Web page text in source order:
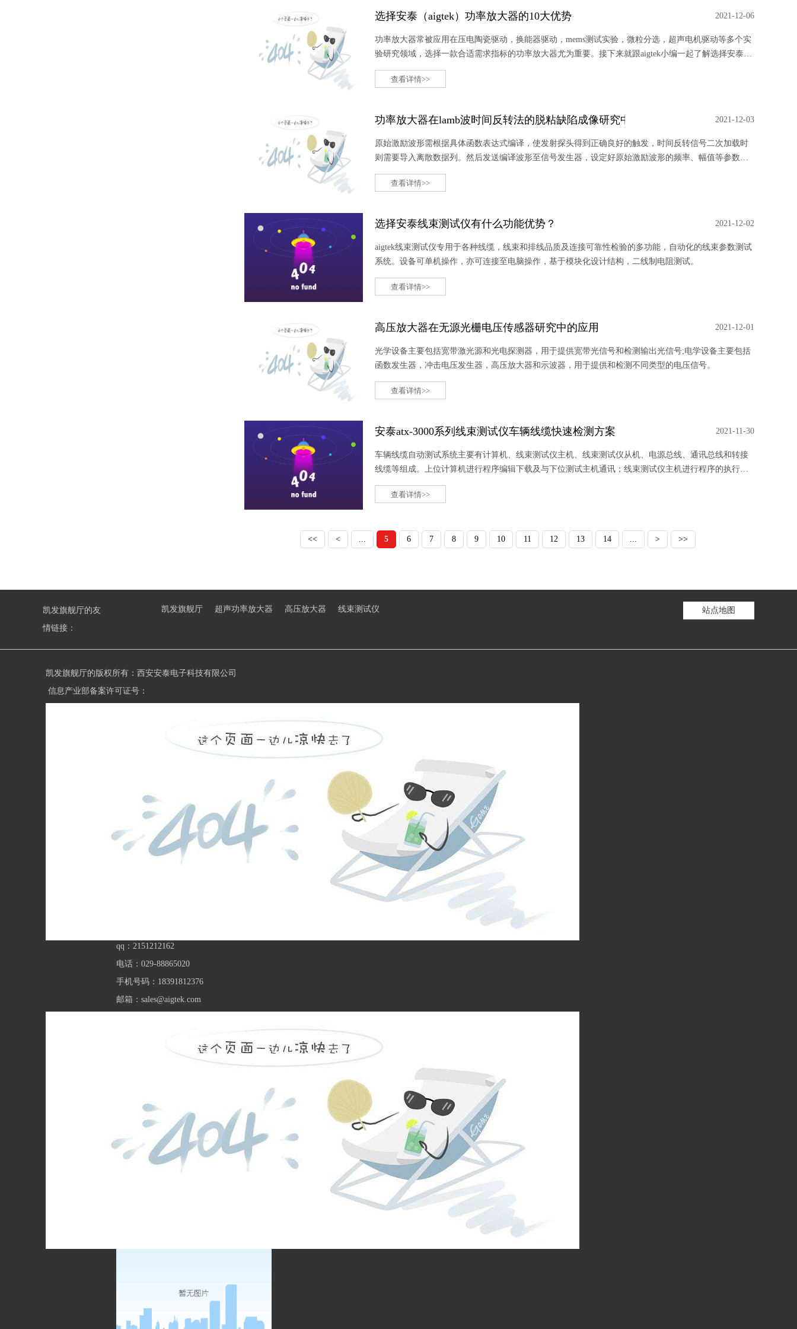
选择安泰（aigtek）功率放大器的10大优势 2021-12-06
功率放大器常被应用在压电陶瓷驱动，换能器驱动，mems测试实验，微粒分选，超声电机驱动等多个实
验研究领域，选择一款合适需求指标的功率放大器尤为重要。接下来就跟aigtek小编一起了解选择安泰功
率放大器十大理由。
查看详情>>
功率放大器在lamb波时间反转法的脱粘缺陷成像研究中的应用 2021-12-03
原始激励波形需根据具体函数表达式编译，使发射探头得到正确良好的触发，时间反转信号二次加载时
则需要导入离散数据列。然后发送编译波形至信号发生器，设定好原始激励波形的频率、幅值等参数，
由功率放大器对原始波形进行增益放大才能达到要求。
查看详情>>
选择安泰线束测试仪有什么功能优势？ 2021-12-02
aigtek线束测试仪专用于各种线缆，线束和排线品质及连接可靠性检验的多功能，自动化的线束参数测试
系统。设备可单机操作，亦可连接至电脑操作，基于模块化设计结构，二线制电阻测试。
查看详情>>
高压放大器在无源光栅电压传感器研究中的应用 2021-12-01
光学设备主要包括宽带激光源和光电探测器，用于提供宽带光信号和检测输出光信号;电学设备主要包括
函数发生器，冲击电压发生器，高压放大器和示波器，用于提供和检测不同类型的电压信号。
查看详情>>
安泰atx-3000系列线束测试仪车辆线缆快速检测方案 2021-11-30
车辆线缆自动测试系统主要有计算机、线束测试仪主机、线束测试仪从机、电源总线、通讯总线和转接
线缆等组成。上位计算机进行程序编辑下载及与下位测试主机通讯；线束测试仪主机进行程序的执行和
对分布式从机进行通讯，工作时可单机操作，亦可通过以太网连接至电脑操作；线束测试仪从机通过转
接线缆，转接箱与汽车线缆连接进行接口的数据采集。
查看详情>>
<< < ... 5 6 7 8 9 10 11 12 13 14 ... > >>
凯发旗舰厅的友
情链接：
凯发旗舰厅 超声功率放大器 高压放大器 线束测试仪 站点地图
凯发旗舰厅的版权所有：西安安泰电子科技有限公司
信息产业部备案许可证号：
qq：2151212162
电话：029-88865020
手机号码：18391812376
邮箱： sales@aigtek.com